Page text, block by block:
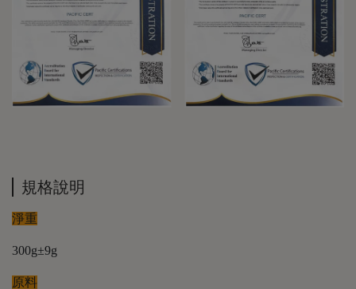
規格說明
淨重
300g±9g
原料